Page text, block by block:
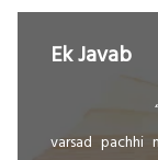
Ek Javab
“ Ek
varsad